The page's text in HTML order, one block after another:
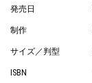
発売日
制作
サイズ／判型
ISBN